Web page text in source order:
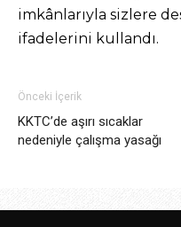
imkânlarıyla sizlere
ifadelerini kullandı.
Önceki İçerik
KKTC’de aşırı sıcaklar
nedeniyle çalışma yasağı